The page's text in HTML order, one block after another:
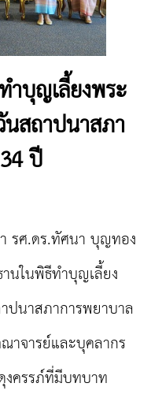
บุญเลี้ยงพระ
นสถาปนาสภา
ปี
รศ.ดร.ทัศนา บุญทอง
นในพิธีทำบุญเลี้ยง
ปนาสภาการพยาบาล
าจารย์และบุคลากร
งครรภ์ที่มีบทบาท